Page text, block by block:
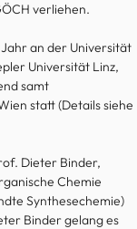
verliehen.
an der Universität
Universität Linz,
samt
statt (Details siehe
Dieter Binder,
Chemie
Synthesechemie)
Binder gelang es